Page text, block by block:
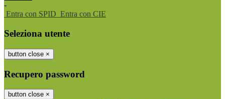
-
Entra con SPID Entra con CIE
Seleziona utente
button close ×
Recupero password
button close ×